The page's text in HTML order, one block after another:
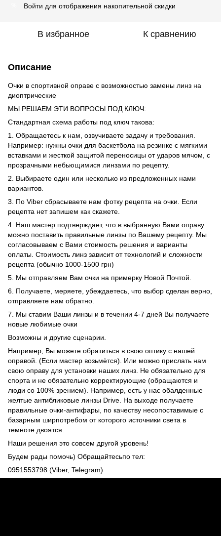
Войти для отображения накопительной скидки
В избранное К сравнению
Описание
Очки в спортивной оправе с возможностью замены линз на
диоптрические
МЫ РЕШАЕМ ЭТИ ВОПРОСЫ ПОД КЛЮЧ:
Стандартная схема работы под ключ такова:
1. Обращаетесь к нам, озвучиваете задачу и требования.
Например: нужны очки для баскетбола на резинке с мягкими
вставками и жесткой защитой переносицы от ударов мячом, с
прозрачными небьющимися линзами по рецепту.
2. Выбираете один или несколько из предложенных нами
вариантов.
3. По Viber сбрасываете нам фотку рецепта на очки. Если
рецепта нет запишем как скажете.
4. Наш мастер подтверждает, что в выбранную Вами оправу
можно поставить правильные линзы по Вашему рецепту. Мы
согласовываем с Вами стоимость решения и варианты
оплаты. Стоимость линз зависит от технологий и сложности
рецепта (обычно 1000-1500 грн)
5. Мы отправляем Вам очки на примерку Новой Почтой.
6. Получаете, меряете, убеждаетесь, что выбор сделан верно,
отправляете нам обратно.
7. Мы ставим Ваши линзы и в течении 4-7 дней Вы получаете
новые любимые очки
Возможны и другие сценарии.
Например, Вы можете обратиться в свою оптику с нашей
оправой. (Если мастер возьмётся). Или можно прислать нам
свою оправу для установки наших линз. Не обязательно для
спорта и не обязательно корректирующие (обращаются и
люди со 100% зрением). Например, есть у нас обалденные
желтые антибликовые линзы Drive. На выходе получаете
правильные очки-антифары, по качеству несопоставимые с
базарным ширпотребом от которого источники света в
темноте двоятся.
Наши решения это совсем другой уровень!
Будем рады помочь) Обращайтесьпо тел:
0951553798 (Viber, Telegram)